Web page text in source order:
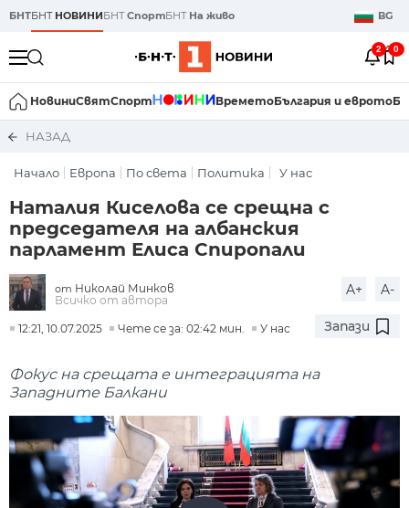
БНТБНТ НОВИНИБНТСпортБНТ На живо BG
2 0
НовиниСвятСпорт ВреметоБългария и еврото
НАЗАД
Начало Европа По света Политика У нас
Наталия Киселова се срещна с
председателя на албанския
парламент Елиса Спиропали
от Николай Минков
Всичко от автора
A+ A-
12:21, 10.07.2025 Чете се за: 02:42 мин. У нас Запази
Фокус на срещата е интеграцията на
Западните Балкани